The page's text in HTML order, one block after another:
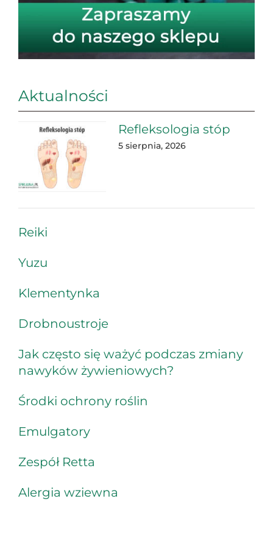
Aktualności
Refleksologia stóp
5 sierpnia, 2026
Reiki
Yuzu
Klementynka
Drobnoustroje
Jak często się ważyć podczas zmiany
nawyków żywieniowych?
Środki ochrony roślin
Emulgatory
Zespół Retta
Alergia wziewna